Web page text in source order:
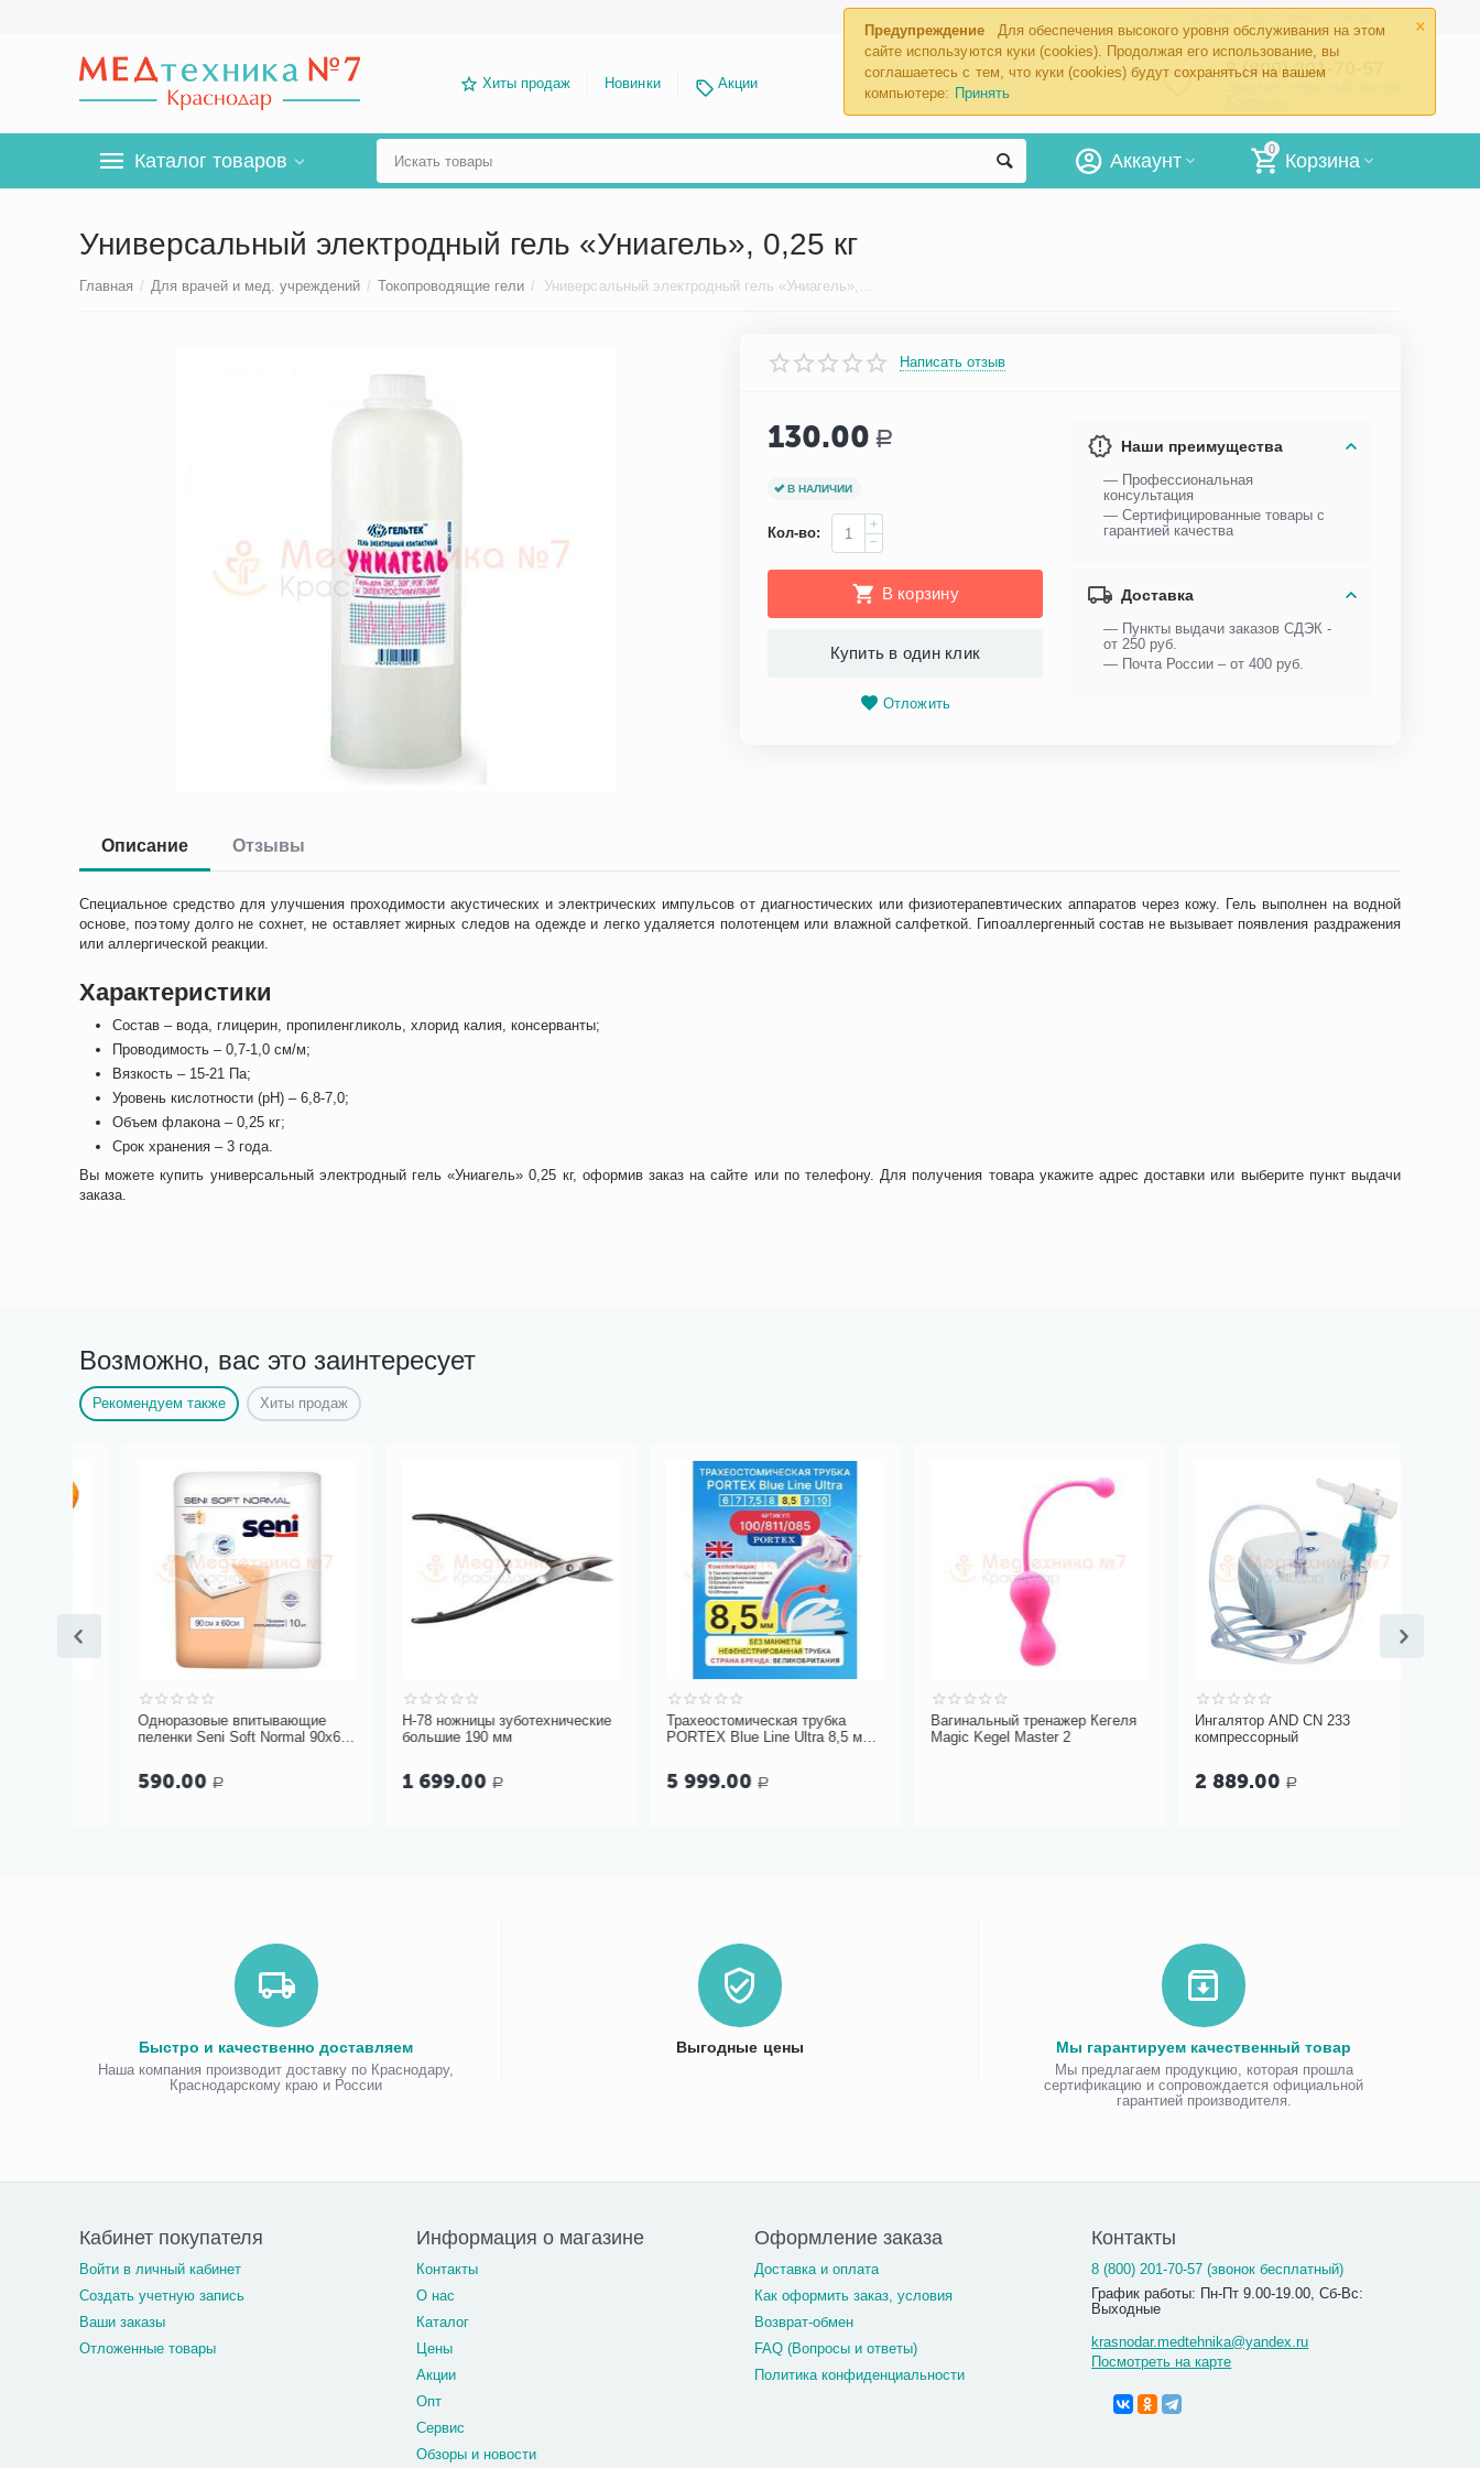
×
Предупреждение
Для обеспечения высокого уровня обслуживания на этом
сайте используются куки (cookies). Продолжая его использование, вы
соглашаетесь с тем, что куки (cookies) будут сохраняться на вашем
компьютере: Принять
Хиты продаж Новинки Акции
8 (800) 201-70-57
Каталог товаров
0
Корзина
Аккаунт
Универсальный электродный гель «Униагель», 0,25 кг
Главная / Для врачей и мед. учреждений / Токопроводящие гели / Универсальный электродный гель «Униагель», 0,25 кг
Написать отзыв
130.00 Р
В НАЛИЧИИ
Кол-во:
+
−
В корзину
Купить в один клик
Отложить
Наши преимущества
— Профессиональная
консультация
— Сертифицированные товары с
гарантией качества
Доставка
— Пункты выдачи заказов СДЭК -
от 250 руб.
— Почта России – от 400 руб.
Описание Отзывы
Специальное средство для улучшения проходимости акустических и электрических импульсов от диагностических или физиотерапевтических аппаратов через кожу. Гель выполнен на водной
основе, поэтому долго не сохнет, не оставляет жирных следов на одежде и легко удаляется полотенцем или влажной салфеткой. Гипоаллергенный состав не вызывает появления раздражения
или аллергической реакции.
Характеристики
Состав – вода, глицерин, пропиленгликоль, хлорид калия, консерванты;
Проводимость – 0,7-1,0 см/м;
Вязкость – 15-21 Па;
Уровень кислотности (pH) – 6,8-7,0;
Объем флакона – 0,25 кг;
Срок хранения – 3 года.
Вы можете купить универсальный электродный гель «Униагель» 0,25 кг, оформив заказ на сайте или по телефону. Для получения товара укажите адрес доставки или выберите пункт выдачи
заказа.
Возможно, вас это заинтересует
Рекомендуем также Хиты продаж
Одноразовые впитывающие
пеленки Seni Soft Normal 90х60
590.00 Р
Н-78 ножницы зуботехнические
большие 190 мм
1 699.00 Р
Трахеостомическая трубка
PORTEX Blue Line Ultra 8,5 мм
внутренними канюлями
5 999.00 Р
Вагинальный тренажер Кегеля
Magic Kegel Master 2
Ингалятор AND CN 233
компрессорный
2 889.00 Р
Быстро и качественно доставляем
Наша компания производит доставку по Краснодару,
Краснодарскому краю и России
Выгодные цены Мы гарантируем качественный товар
Мы предлагаем продукцию, которая прошла
сертификацию и сопровождается официальной
гарантией производителя.
Кабинет покупателя
Войти в личный кабинет
Создать учетную запись
Ваши заказы
Отложенные товары
Информация о магазине
Контакты
О нас
Каталог
Цены
Акции
Опт
Сервис
Обзоры и новости
Оформление заказа
Доставка и оплата
Как оформить заказ, условия
Возврат-обмен
FAQ (Вопросы и ответы)
Политика конфиденциальности
Контакты
8 (800) 201-70-57 (звонок бесплатный)
График работы: Пн-Пт 9.00-19.00, Сб-Вс:
Выходные
krasnodar.medtehnika@yandex.ru
Посмотреть на карте